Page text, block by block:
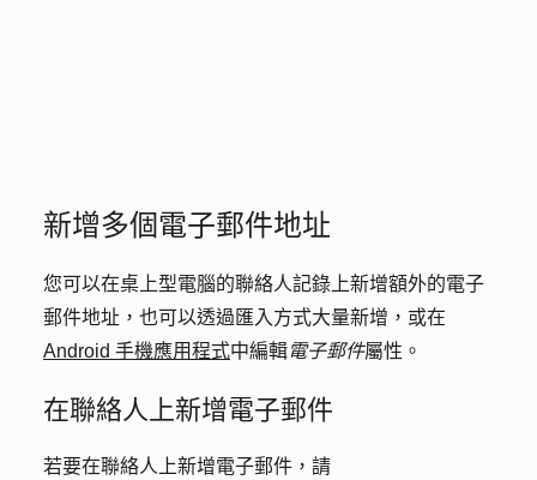
新增多個電子郵件地址
您可以在桌上型電腦的聯絡人記錄上新增額外的電子
郵件地址，也可以透過匯入方式大量新增，或在
Android 手機應用程式中編輯電子郵件屬性。
在聯絡人上新增電子郵件
若要在聯絡人上新增電子郵件，請